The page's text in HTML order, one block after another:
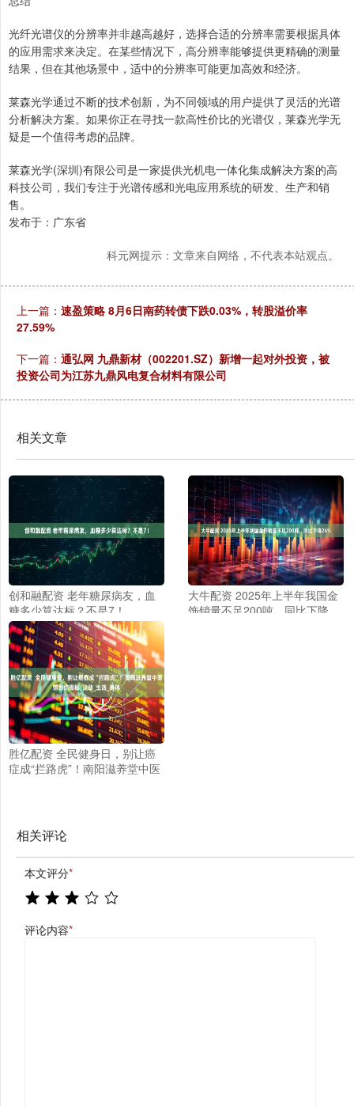
光纤光谱仪的分辨率并非越高越好，选择合适的分辨率需要根据具体
的应用需求来决定。在某些情况下，高分辨率能够提供更精确的测量
结果，但在其他场景中，适中的分辨率可能更加高效和经济。
莱森光学通过不断的技术创新，为不同领域的用户提供了灵活的光谱
分析解决方案。如果你正在寻找一款高性价比的光谱仪，莱森光学无
疑是一个值得考虑的品牌。
莱森光学(深圳)有限公司是一家提供光机电一体化集成解决方案的高
科技公司，我们专注于光谱传感和光电应用系统的研发、生产和销
售。
发布于：广东省
科元网提示：文章来自网络，不代表本站观点。
上一篇： 速盈策略 8月6日南药转债下跌0.03%，转股溢价率
27.59%
下一篇： 通弘网 九鼎新材（002201.SZ）新增一起对外投资，被
投资公司为江苏九鼎风电复合材料有限公司
相关文章
创和融配资 老年糖尿病友，血
糖多少算达标？不是7！
大牛配资 2025年上半年我国金
饰销量不足200吨，同比下降
胜亿配资 全民健身日，别让癌
症成“拦路虎”！南阳滋养堂中医
相关评论
本文评分*
评论内容*